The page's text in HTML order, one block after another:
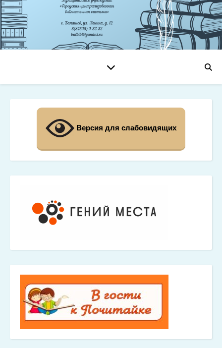
Версия для слабовидящих